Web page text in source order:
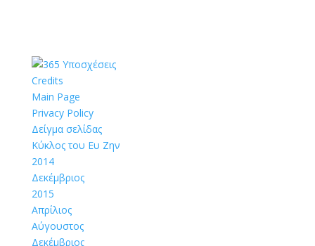
Credits
Main Page
Privacy Policy
Δείγμα σελίδας
Κύκλος του Ευ Ζην
2014
Δεκέμβριος
2015
Απρίλιος
Αύγουστος
Δεκέμβριος